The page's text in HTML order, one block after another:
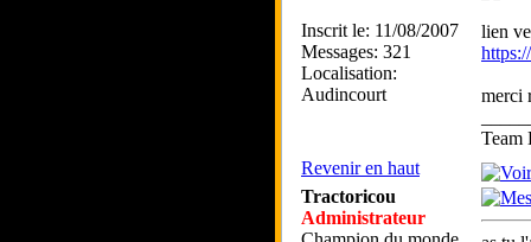
Inscrit le: 11/08/2007
Messages: 321
Localisation:
Audincourt
lien
merci
Team
Revenir en haut
Tractoricou
Administrateur